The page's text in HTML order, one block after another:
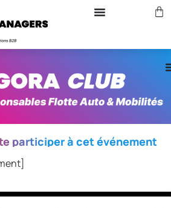
participer à cet événement